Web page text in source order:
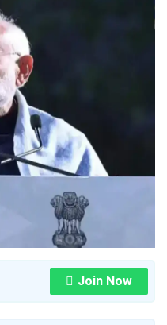
Join Now